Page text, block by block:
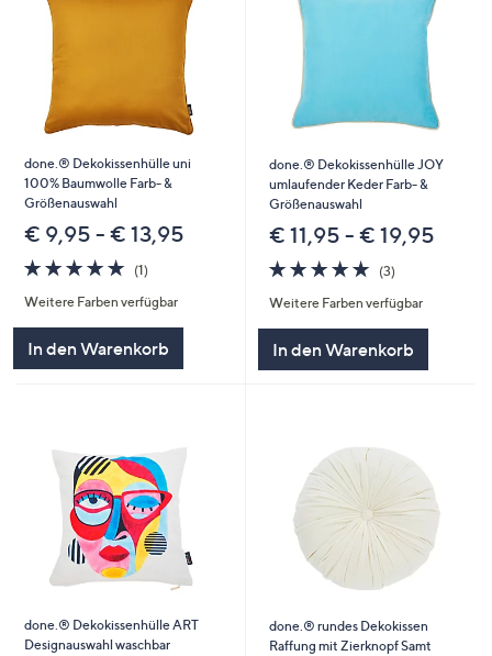
done.® Dekokissenhülle uni
100% Baumwolle Farb- &
Größenauswahl
€ 9,95 - € 13,95
5.0
von
5
(1)1
Weitere Farben verfügbar
In den Warenkorb
done.® Dekokissenhülle JOY
umlaufender Keder Farb- &
Größenauswahl
€ 11,95 - € 19,95
5.0
von
5
(3)3
Weitere Farben verfügbar
In den Warenkorb
done.® Dekokissenhülle ART
Designauswahl waschbar
done.® rundes Dekokissen
Raffung mit Zierknopf Samt